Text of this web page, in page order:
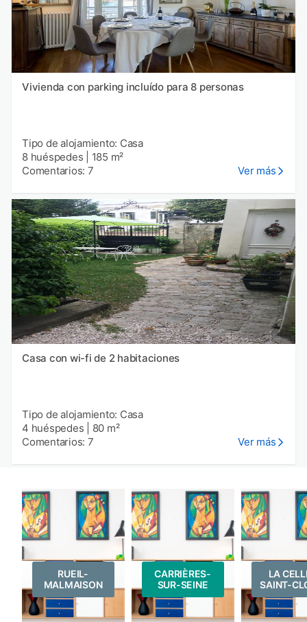
Vivienda con parking incluído para 8 personas
Tipo de alojamiento: Casa
8 huéspedes
185 m²
Comentarios: 7
Ver más
Casa con wi-fi de 2 habitaciones
Tipo de alojamiento: Casa
4 huéspedes
80 m²
Comentarios: 7
Ver más
RUEIL-
MALMAISON
CARRIÈRES-
SUR-SEINE
LA
SAINT-